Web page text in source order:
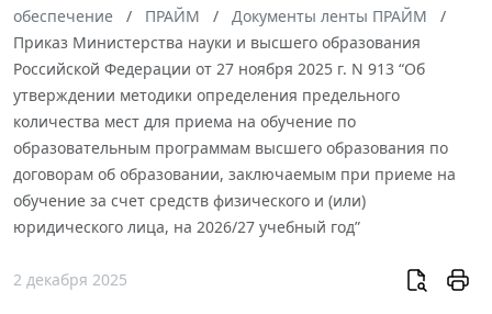
обеспечение
ПРАЙМ
Документы ленты ПРАЙМ
Приказ Министерства науки и высшего образования
Российской Федерации от 27 ноября 2025 г. N 913 “Об
утверждении методики определения предельного
количества мест для приема на обучение по
образовательным программам высшего образования по
договорам об образовании, заключаемым при приеме на
обучение за счет средств физического и (или)
юридического лица, на 2026/27 учебный год”
2 декабря 2025